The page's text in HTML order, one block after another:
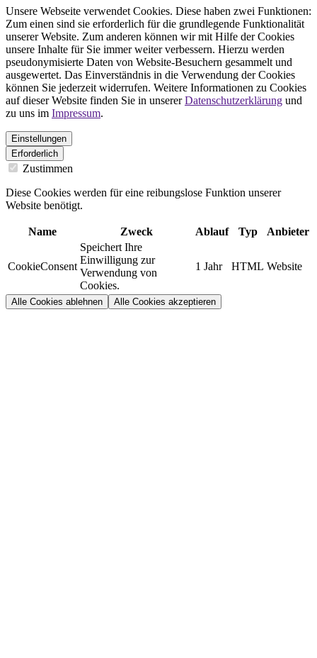
Unsere Webseite verwendet Cookies. Diese haben zwei Funktionen:
Zum einen sind sie erforderlich für die grundlegende Funktionalität
unserer Website. Zum anderen können wir mit Hilfe der Cookies
unsere Inhalte für Sie immer weiter verbessern. Hierzu werden
pseudonymisierte Daten von Website-Besuchern gesammelt und
ausgewertet. Das Einverständnis in die Verwendung der Cookies
können Sie jederzeit widerrufen. Weitere Informationen zu Cookies
auf dieser Website finden Sie in unsererDatenschutzerklärung und
zu uns im Impressum.
Einstellungen
Erforderlich
Zustimmen
Diese Cookies werden für eine reibungslose Funktion unserer
Website benötigt.
Name Zweck Ablauf Typ Anbieter
CookieConsent
Speichert Ihre
Einwilligung zur
Verwendung von
Cookies.
1 Jahr HTML Website
Alle Cookies ablehnen Alle Cookies akzeptieren